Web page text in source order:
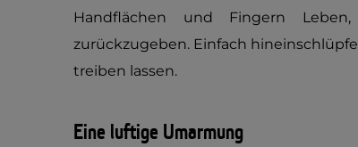
Handflächen und Fingern
zurückzugeben. Einfach
treiben lassen.
Eine luftige Umarmung